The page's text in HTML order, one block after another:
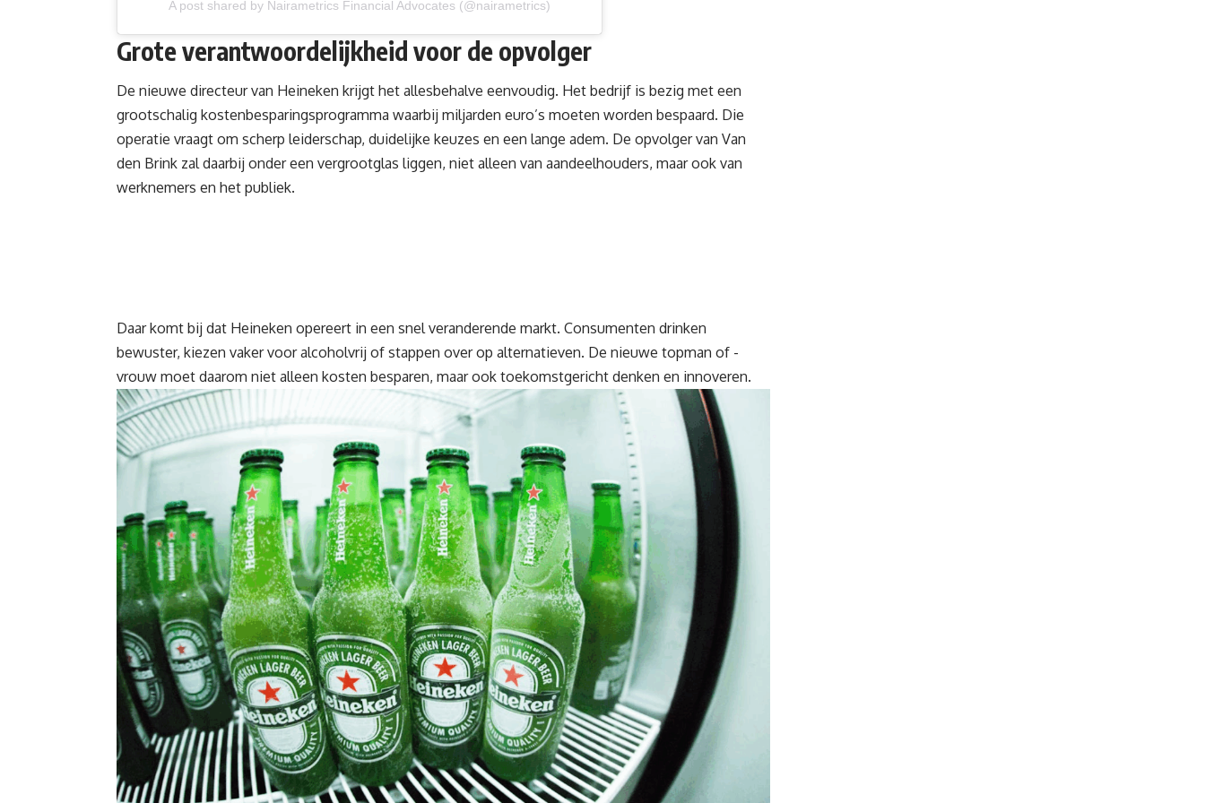
A post shared by Nairametrics Financial Advocates (@nairametrics)
Grote verantwoordelijkheid voor de opvolger
De nieuwe directeur van Heineken krijgt het allesbehalve eenvoudig. Het bedrijf is bezig met een
grootschalig kostenbesparingsprogramma waarbij miljarden euro’s moeten worden bespaard. Die
operatie vraagt om scherp leiderschap, duidelijke keuzes en een lange adem. De opvolger van Van
den Brink zal daarbij onder een vergrootglas liggen, niet alleen van aandeelhouders, maar ook van
werknemers en het publiek.
Daar komt bij dat Heineken opereert in een snel veranderende markt. Consumenten drinken
bewuster, kiezen vaker voor alcoholvrij of stappen over op alternatieven. De nieuwe topman of -
vrouw moet daarom niet alleen kosten besparen, maar ook toekomstgericht denken en innoveren.